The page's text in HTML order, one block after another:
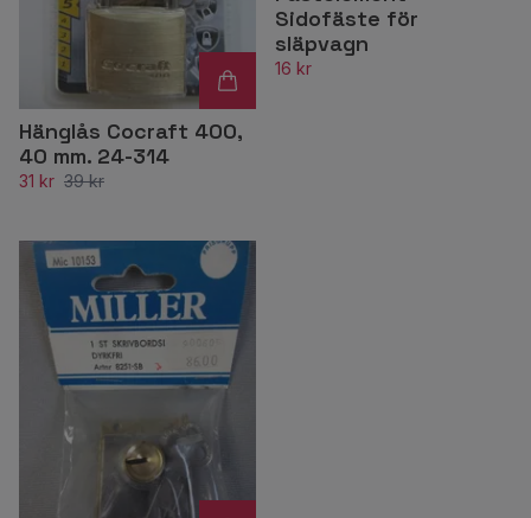
Hänglås Cocraft 400,
40 mm. 24-314
31 kr 39 kr
Sidofäste för
släpvagn
16 kr